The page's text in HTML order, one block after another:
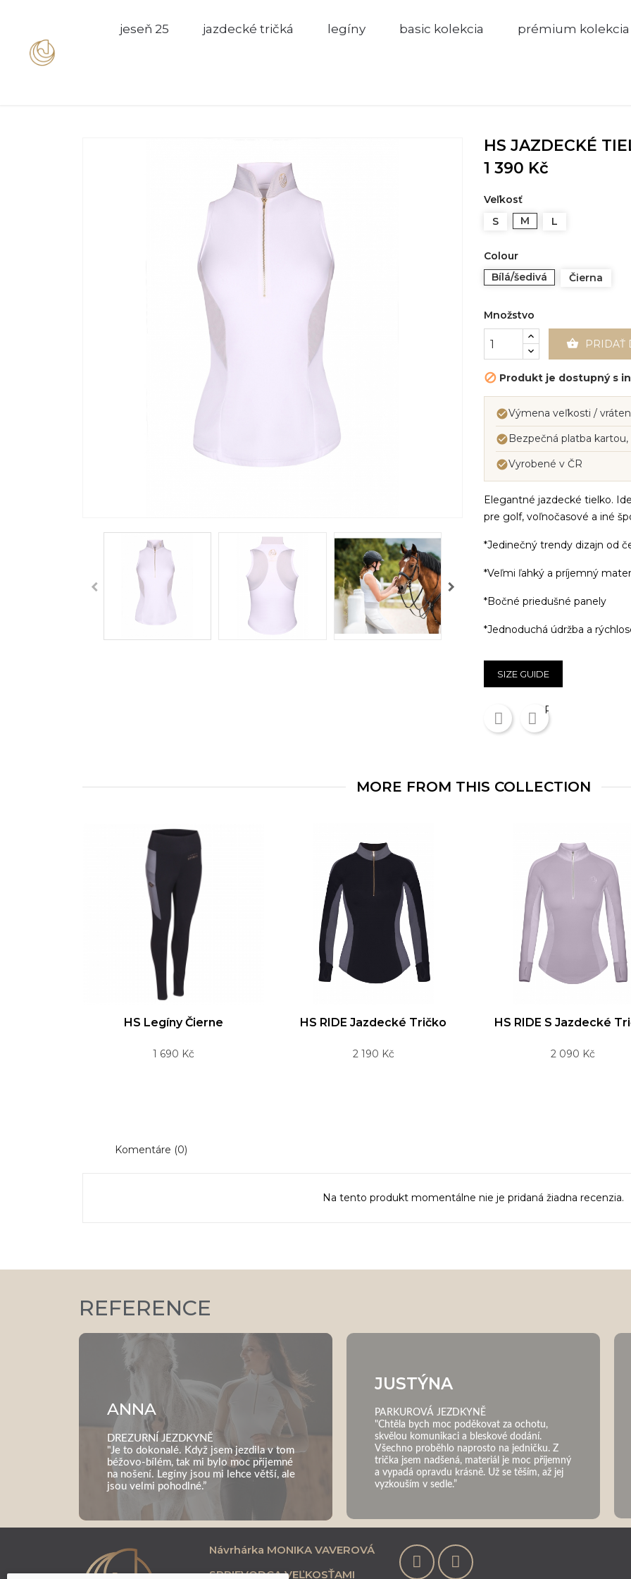
jeseň 25 jazdecké tričká legíny basic kolekcia prémium kolekcia
HS JAZDECKÉ
1 390 Kč
Veľkosť
S
M L
Colour
Bílá/šedivá
Čierna
Množstvo
 PRIDAŤ
 Produkt je dostupný s
Výmena veľkosti /
Bezpečná platba
Vyrobené v ČR
Elegantné jazdecké tielko.
pre golf, voľnočasové a iné
*Jedinečný trendy dizajn od
*Veľmi ľahký a príjemný
*Bočné priedušné panely
*Jednoduchá údržba a
SIZE GUIDE
ZdieľaťPinterest
MORE FROM THIS COLLECTION
Rýchle zobrazenie
HS Legíny Čierne
Cena
1 690 Kč
Rýchle zobrazenie
HS RIDE Jazdecké Tričko
Cena
2 190 Kč
Rýchle zobrazenie
HS RIDE S Jazdecké
Cena
2 090 Kč
Komentáre (0)
Na tento produkt momentálne nie je pridaná žiadna recenzia.
REFERENCE
ANNA
DREZURNÍ JEZDKYNĚ
"Je to dokonalé. Když jsem jezdila v tom
béžovo-bílém, tak mi bylo moc příjemné
na nošení. Legíny jsou mi lehce větší, ale
jsou velmi pohodlné.”
JUSTÝNA
PARKUROVÁ JEZDKYNĚ
"Chtěla bych moc poděkovat za ochotu,
skvělou komunikaci a bleskové dodání.
Všechno proběhlo naprosto na jedničku. Z
trička jsem nadšená, materiál je moc příjemný
a vypadá opravdu krásně. Už se těším, až jej
vyzkouším v sedle.”
Návrhárka MONIKA VAVEROVÁ
SPRIEVODCA VEĽKOSŤAMI